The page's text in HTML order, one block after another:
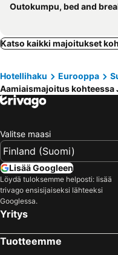
Outokumpu, bed and
Katso kaikki majoitukset
Hotellihaku Eurooppa
Aamiaismajoitus kohteessa
Valitse maasi
Lisää Googleen
Löydä tuloksemme helposti: lisää
trivago ensisijaiseksi lähteeksi
Googlessa.
Yritys
Tuotteemme